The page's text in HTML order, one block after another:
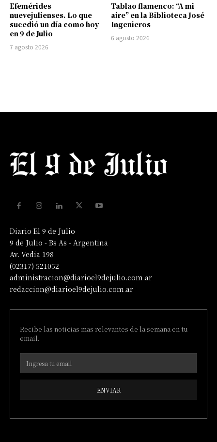
Efemérides
nuevejulienses. Lo que
sucedió un día como hoy
en 9 de Julio
7 agosto 2026
Tablao flamenco: “A mi
aire” en la Biblioteca José
Ingenieros
6 agosto 2026
Diario El 9 de Julio
9 de Julio - Bs As - Argentina
Av. Vedia 198
(02317) 521052
administracion@diarioel9dejulio.com.ar
redaccion@diarioel9dejulio.com.ar
Recibe las noticias mas relevantes de la semana en tu
email.
ENVIAR